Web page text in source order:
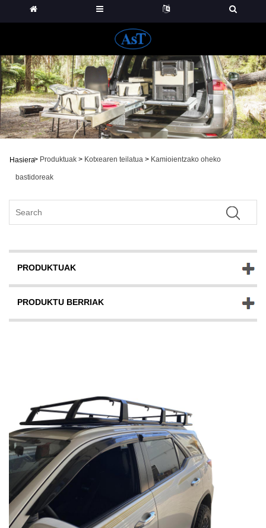
Hasiera> Produktuak > Kotxearen teilatua > Kamioientzako oheko
bastidoreak
PRODUKTUAK
PRODUKTU BERRIAK